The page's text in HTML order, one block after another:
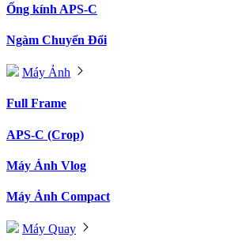
Ống kính APS-C
Ngàm Chuyển Đổi
Máy Ảnh
Full Frame
APS-C (Crop)
Máy Ảnh Vlog
Máy Ảnh Compact
Máy Quay